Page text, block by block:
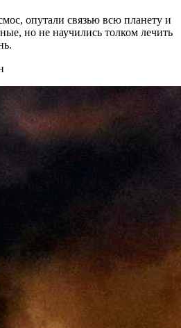
опутали связью всю планету и
но не научились толком лечить